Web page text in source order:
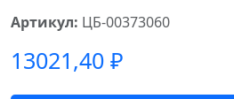
Артикул: ЦБ-00373060
13021,40 ₽